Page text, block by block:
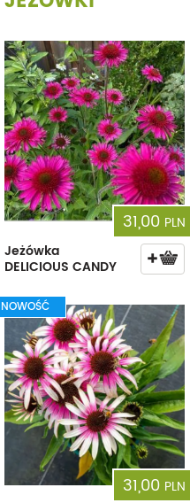
31,00 PLN
Jeżówka
DELICIOUS CANDY
NOWOŚĆ
31,00 PLN